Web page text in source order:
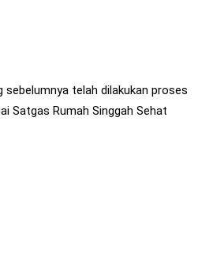
telah dilakukan proses
Satgas Rumah Singgah Sehat